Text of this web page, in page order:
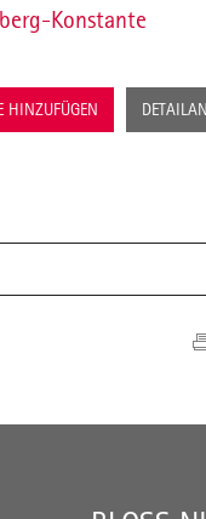
Konstante
HINZUFÜGEN